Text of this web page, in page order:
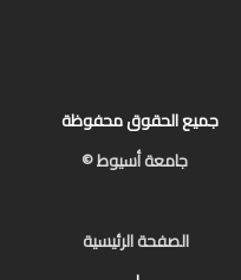
جميع الحقوق محفوظة
جامعة أسيوط ©
الصفحة الرئيسية